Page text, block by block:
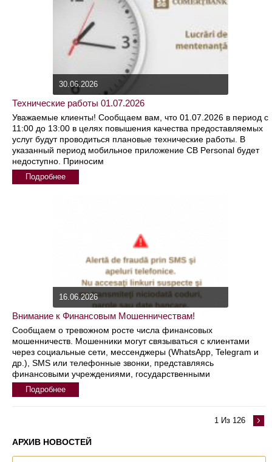
30.06.2026
Технические работы 01.07.2026
Уважаемые клиенты! Сообщаем вам, что 01.07.2026 в период с
11:00 до 13:00 в целях повышения качества предоставляемых
услуг будут проводиться плановые технические работы. В
указанный период мобильное приложение CB Personal будет
недоступно. Приносим
Подробнее
16.06.2026
Внимание к Финансовым Мошенничествам!
Сообщаем о тревожном росте числа финансовых
мошенничеств. Мошенники могут связываться с клиентами
через социальные сети, мессенджеры (WhatsApp, Telegram и
др.), SMS или телефонные звонки, представляясь
финансовыми учреждениями, государственными
Подробнее
1 Из 126
АРХИВ НОВОСТЕЙ